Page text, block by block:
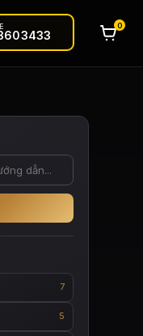
0
7
5